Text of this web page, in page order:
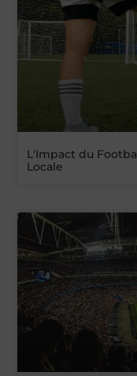
L'Impact du
Locale